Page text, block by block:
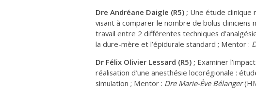
Dre Andréane Daigle (R5) ; Une étude clinique
visant à comparer le nombre de bolus cliniciens
travail entre 2 différentes techniques
la dure-mère et l’épidurale standard ; Mentor :
Dr Félix Olivier Lessard (R5) ; Examiner
réalisation d’une anesthésie locorégionale :
simulation ; Mentor : Dre Marie-Ève Bélanger